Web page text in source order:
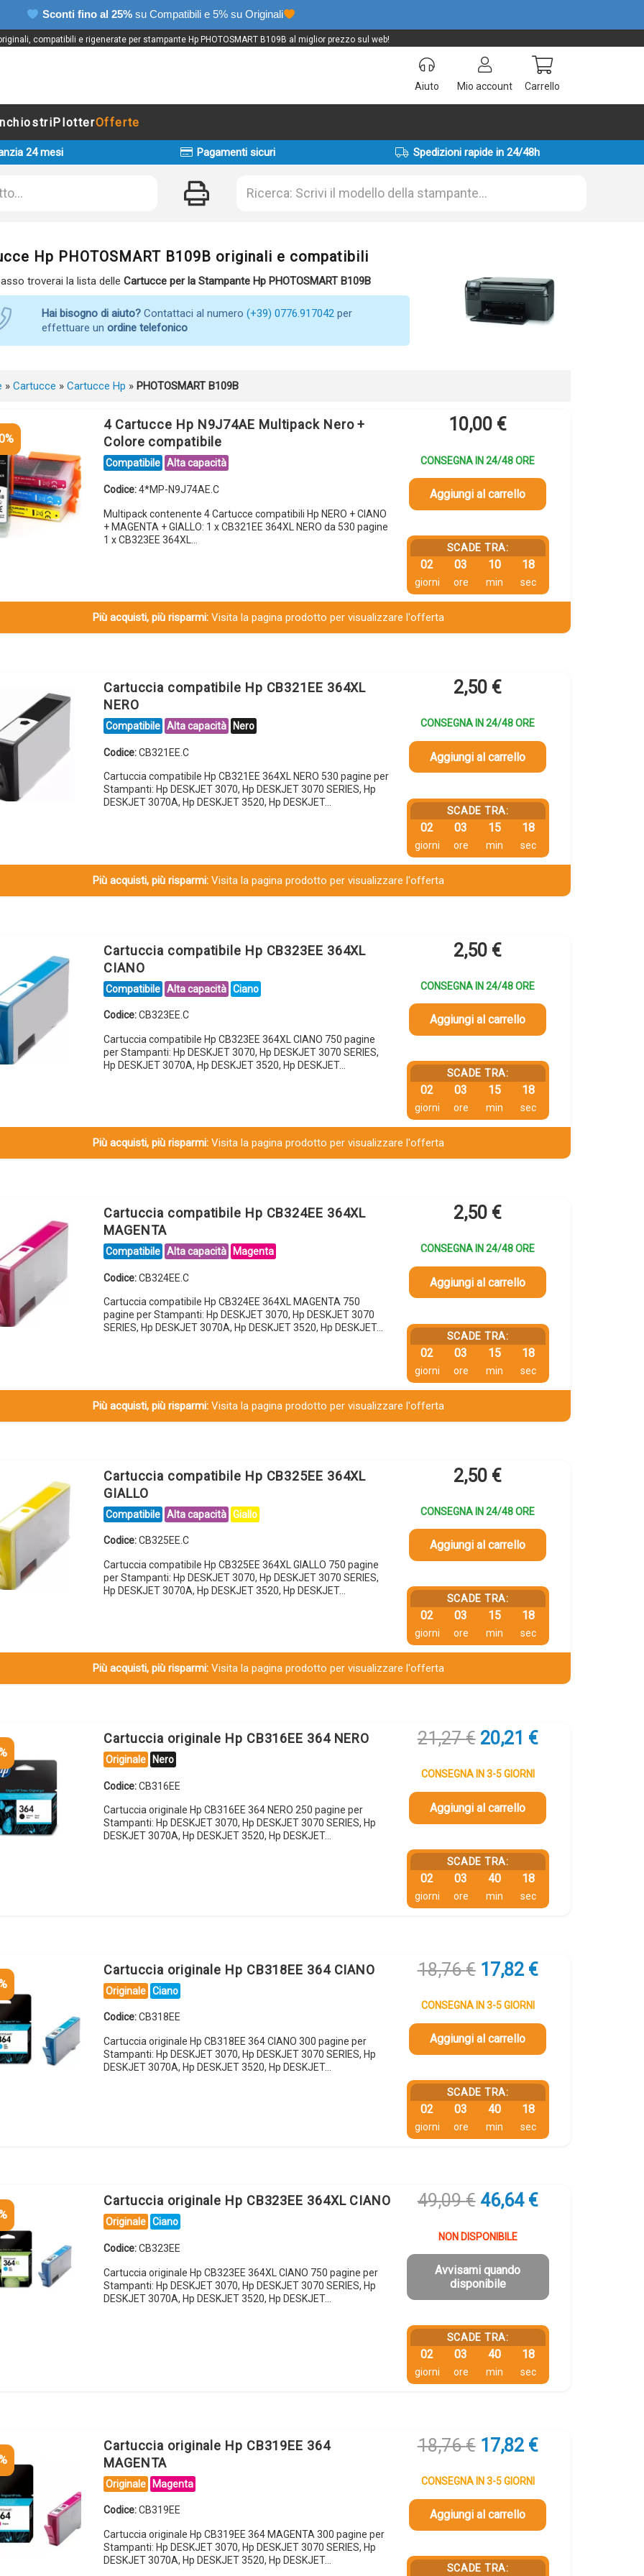
Sconti fino al 25% su Compatibili e 5% su Originali
compatibili e rigenerate per stampante Hp PHOTOSMART B109B al miglior prezzo sul web!
Aiuto Mio account Carrello
PlotterOfferte
24 mesi Pagamenti sicuri Spedizioni rapide in 24/48h
Hp PHOTOSMART B109B originali e compatibili
troverai la lista delle Cartucce per la Stampante Hp PHOTOSMART B109B
Hai bisogno di aiuto?Contattaci al numero (+39) 0776.917042per
effettuare un ordine telefonico
» Cartucce » Cartucce Hp » PHOTOSMART B109B
4 Cartucce Hp N9J74AE Multipack Nero +
Colore compatibile
Compatibile Alta capacità
Codice:4*MP-N9J74AE.C
Multipack contenente 4 Cartucce compatibili Hp NERO + CIANO
+ MAGENTA + GIALLO: 1 x CB321EE 364XL NERO da 530 pagine
1 x CB323EE 364XL…
10,00 €
CONSEGNA IN 24/48 ORE
Aggiungi al carrello
SCADE TRA:
02
giorni
03
ore
10
min
17
sec
Più acquisti, più risparmi:Visita la pagina prodotto per visualizzare l'offerta
Cartuccia compatibile Hp CB321EE 364XL
NERO
Compatibile Alta capacità Nero
Codice:CB321EE.C
Cartuccia compatibile Hp CB321EE 364XL NERO 530 pagine per
Stampanti: Hp DESKJET 3070, Hp DESKJET 3070 SERIES, Hp
DESKJET 3070A, Hp DESKJET 3520, Hp DESKJET…
2,50 €
CONSEGNA IN 24/48 ORE
Aggiungi al carrello
SCADE TRA:
02
giorni
03
ore
15
min
17
sec
Più acquisti, più risparmi:Visita la pagina prodotto per visualizzare l'offerta
Cartuccia compatibile Hp CB323EE 364XL
CIANO
Compatibile Alta capacità Ciano
Codice:CB323EE.C
Cartuccia compatibile Hp CB323EE 364XL CIANO 750 pagine
per Stampanti: Hp DESKJET 3070, Hp DESKJET 3070 SERIES,
Hp DESKJET 3070A, Hp DESKJET 3520, Hp DESKJET…
2,50 €
CONSEGNA IN 24/48 ORE
Aggiungi al carrello
SCADE TRA:
02
giorni
03
ore
15
min
17
sec
Più acquisti, più risparmi:Visita la pagina prodotto per visualizzare l'offerta
Cartuccia compatibile Hp CB324EE 364XL
MAGENTA
Compatibile Alta capacità Magenta
Codice:CB324EE.C
Cartuccia compatibile Hp CB324EE 364XL MAGENTA 750
pagine per Stampanti: Hp DESKJET 3070, Hp DESKJET 3070
SERIES, Hp DESKJET 3070A, Hp DESKJET 3520, Hp DESKJET…
2,50 €
CONSEGNA IN 24/48 ORE
Aggiungi al carrello
SCADE TRA:
02
giorni
03
ore
15
min
17
sec
Più acquisti, più risparmi:Visita la pagina prodotto per visualizzare l'offerta
Cartuccia compatibile Hp CB325EE 364XL
GIALLO
Compatibile Alta capacità Giallo
Codice:CB325EE.C
Cartuccia compatibile Hp CB325EE 364XL GIALLO 750 pagine
per Stampanti: Hp DESKJET 3070, Hp DESKJET 3070 SERIES,
Hp DESKJET 3070A, Hp DESKJET 3520, Hp DESKJET…
2,50 €
CONSEGNA IN 24/48 ORE
Aggiungi al carrello
SCADE TRA:
02
giorni
03
ore
15
min
17
sec
Più acquisti, più risparmi:Visita la pagina prodotto per visualizzare l'offerta
Cartuccia originale Hp CB316EE 364 NERO
Originale Nero
Codice:CB316EE
Cartuccia originale Hp CB316EE 364 NERO 250 pagine per
Stampanti: Hp DESKJET 3070, Hp DESKJET 3070 SERIES, Hp
DESKJET 3070A, Hp DESKJET 3520, Hp DESKJET…
21,27€ Il
originale
era:
21,27 €.
20,21 €Il
è:
CONSEGNA IN 3-5 GIORNI
Aggiungi al carrello
SCADE TRA:
02
giorni
03
ore
40
min
17
sec
Cartuccia originale Hp CB318EE 364 CIANO
Originale Ciano
Codice:CB318EE
Cartuccia originale Hp CB318EE 364 CIANO 300 pagine per
Stampanti: Hp DESKJET 3070, Hp DESKJET 3070 SERIES, Hp
DESKJET 3070A, Hp DESKJET 3520, Hp DESKJET…
18,76€ Il
originale
era:
18,76 €.
17,82 €Il
è:
CONSEGNA IN 3-5 GIORNI
Aggiungi al carrello
SCADE TRA:
02
giorni
03
ore
40
min
17
sec
Cartuccia originale Hp CB323EE 364XL CIANO
Originale Ciano
Codice:CB323EE
Cartuccia originale Hp CB323EE 364XL CIANO 750 pagine per
Stampanti: Hp DESKJET 3070, Hp DESKJET 3070 SERIES, Hp
DESKJET 3070A, Hp DESKJET 3520, Hp DESKJET…
49,09€ Il
originale
era:
49,09 €.
46,64 €Il
è:
NON DISPONIBILE
Avvisami quando
disponibile
SCADE TRA:
02
giorni
03
ore
40
min
17
sec
Cartuccia originale Hp CB319EE 364
MAGENTA
Originale Magenta
Codice:CB319EE
Cartuccia originale Hp CB319EE 364 MAGENTA 300 pagine per
Stampanti: Hp DESKJET 3070, Hp DESKJET 3070 SERIES, Hp
DESKJET 3070A, Hp DESKJET 3520, Hp DESKJET…
18,76€ Il
originale
era:
18,76 €.
17,82 €Il
è:
CONSEGNA IN 3-5 GIORNI
Aggiungi al carrello
SCADE TRA: